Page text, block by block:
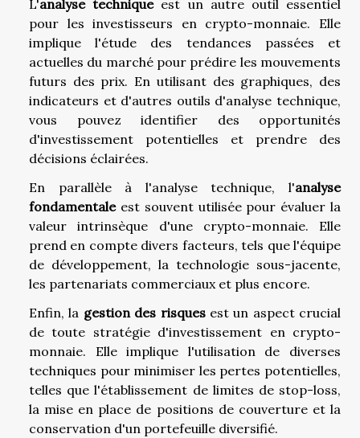
L'analyse techniqueest un autre outil essentiel
pour les investisseurs en crypto-monnaie. Elle
implique l'étude des tendances passées et
actuelles du marché pour prédire les mouvements
futurs des prix. En utilisant des graphiques, des
indicateurs et d'autres outils d'analyse technique,
vous pouvez identifier des opportunités
d'investissement potentielles et prendre des
décisions éclairées.
En parallèle à l'analyse technique, l'analyse
fondamentaleest souvent utilisée pour évaluer la
valeur intrinsèque d'une crypto-monnaie. Elle
prend en compte divers facteurs, tels que l'équipe
de développement, la technologie sous-jacente,
les partenariats commerciaux et plus encore.
Enfin, la gestion des risquesest un aspect crucial
de toute stratégie d'investissement en crypto-
monnaie. Elle implique l'utilisation de diverses
techniques pour minimiser les pertes potentielles,
telles que l'établissement de limites de stop-loss,
la mise en place de positions de couverture et la
conservation d'un portefeuille diversifié.